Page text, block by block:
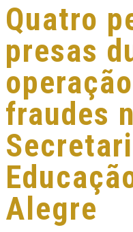
Quatro
presas
fraudes
Alegre